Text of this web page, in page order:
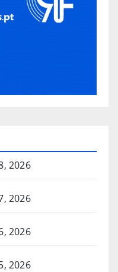
2026
2026
2026
2026